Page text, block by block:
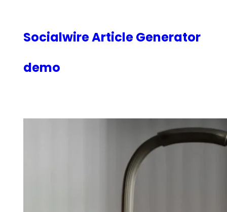
Socialwire Article Generator
demo